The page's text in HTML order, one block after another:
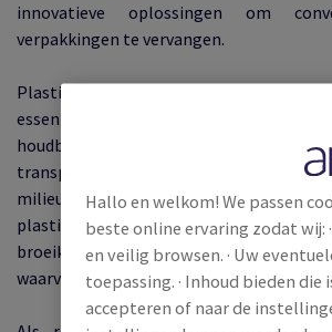
innovatieve oplossingen om
verpakkingen te vervangen.
Plastic is slijtvast, flexibel en
essentieel in moderne
houdbaarheid van voedsel,
transport en dient als
milieueffecten zijn echter
plasticproductie bij aan 3,4% van de
broeikasgassen en genereerde het
waarvan verpakkingen 40% uitmaakten1
Hallo en welkom! We passen
beste online ervaring zodat wij:
en veilig browsen. · Uw
toepassing. · Inhoud bieden
accepteren of naar de